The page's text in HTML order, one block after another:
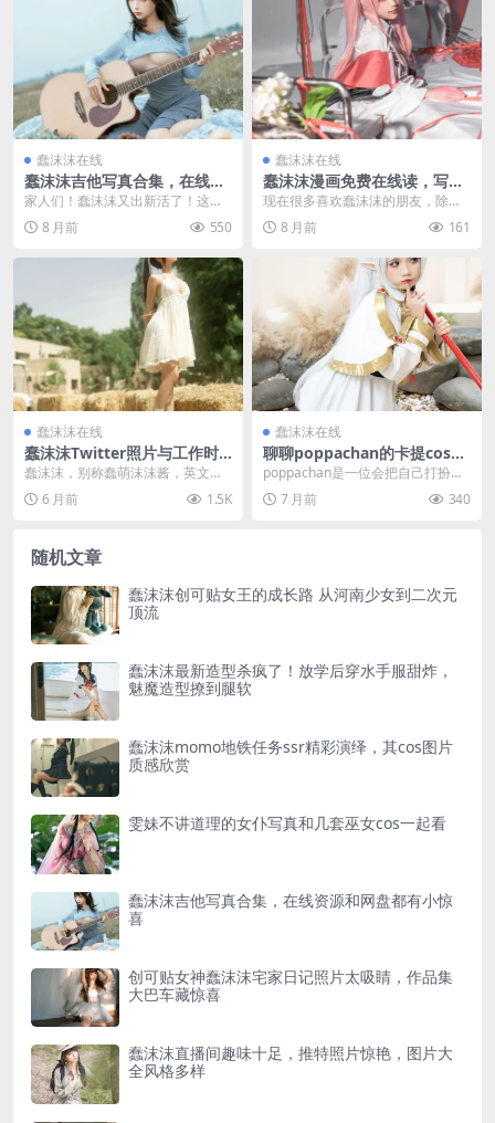
蠢沫沫在线
蠢沫沫吉他写真合集，在线资
源和网盘都有小惊喜
家人们！蠢沫沫又出新活了！这次
不是咱们熟悉的COS造型，而是抱
着吉他拍的写真合集...
8 月前 550
蠢沫沫在线
蠢沫沫漫画免费在线读，写真
集与COS作品诚意赏析
现在很多喜欢蠢沫沫的朋友，除了
追她的COS作品和写真集，还特别
关注她的漫画作品，...
8 月前 161
蠢沫沫在线
蠢沫沫Twitter照片与工作时
间整理，只穿三个创可贴放学
蠢沫沫，别称蠢萌沫沫酱，英文名C
hunmomo，2002年1月27日出生
于河南，...
6 月前 1.5K
蠢沫沫在线
聊聊poppachan的卡提cos作
品，说说她的铁道双子造型和
写真聚合库的小样子
poppachan是一位会把自己打扮成
动漫角色的大姐姐。她的cos造型软
软糯糯的...
7 月前 340
随机文章
蠢沫沫创可贴女王的成长路 从河南少女到二次元
顶流
蠢沫沫最新造型杀疯了！放学后穿水手服甜炸，
魅魔造型撩到腿软
蠢沫沫momo地铁任务ssr精彩演绎，其cos图片
质感欣赏
雯妹不讲道理的女仆写真和几套巫女cos一起看
蠢沫沫吉他写真合集，在线资源和网盘都有小惊
喜
创可贴女神蠢沫沫宅家日记照片太吸睛，作品集
大巴车藏惊喜
蠢沫沫直播间趣味十足，推特照片惊艳，图片大
全风格多样